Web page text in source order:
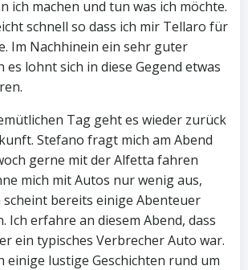
ich machen und tun was ich möchte.
schnell so dass ich mir Tellaro für
Im Nachhinein ein sehr guter
es lohnt sich in diese Gegend etwas
Tag geht es wieder zurück
Stefano fragt mich am Abend
gerne mit der Alfetta fahren
mich mit Autos nur wenig aus,
bereits einige Abenteuer
Ich erfahre an diesem Abend, dass
ein typisches Verbrecher Auto war.
einige lustige Geschichten rund um